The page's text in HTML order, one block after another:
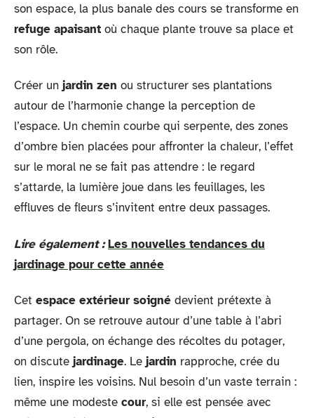
son espace, la plus banale des cours se transforme en
refuge apaisant où chaque plante trouve sa place et
son rôle.
Créer un jardin zen ou structurer ses plantations
autour de l’harmonie change la perception de
l’espace. Un chemin courbe qui serpente, des zones
d’ombre bien placées pour affronter la chaleur, l’effet
sur le moral ne se fait pas attendre : le regard
s’attarde, la lumière joue dans les feuillages, les
effluves de fleurs s’invitent entre deux passages.
Lire également : Les nouvelles tendances du
jardinage pour cette année
Cet espace extérieur soigné devient prétexte à
partager. On se retrouve autour d’une table à l’abri
d’une pergola, on échange des récoltes du potager,
on discute jardinage. Le jardin rapproche, crée du
lien, inspire les voisins. Nul besoin d’un vaste terrain :
même une modeste cour, si elle est pensée avec